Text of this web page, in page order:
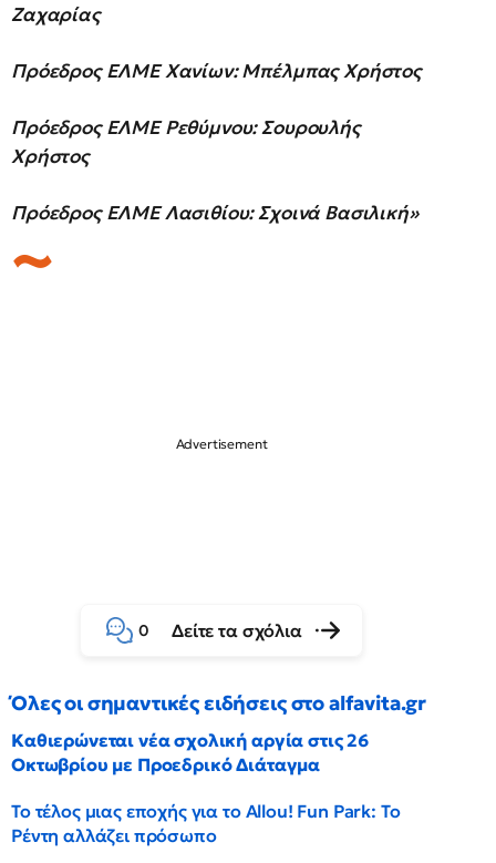
Ζαχαρίας
Πρόεδρος ΕΛΜΕ Χανίων: Μπέλμπας Χρήστος
Πρόεδρος ΕΛΜΕ Ρεθύμνου: Σουρουλής
Χρήστος
Πρόεδρος ΕΛΜΕ Λασιθίου: Σχοινά Βασιλική»
0 Δείτε τα σχόλια
Όλες οι σημαντικές ειδήσεις στο alfavita.gr
Καθιερώνεται νέα σχολική αργία στις 26
Οκτωβρίου με Προεδρικό Διάταγμα
Το τέλος μιας εποχής για το Allou! Fun Park: Το
Ρέντη αλλάζει πρόσωπο